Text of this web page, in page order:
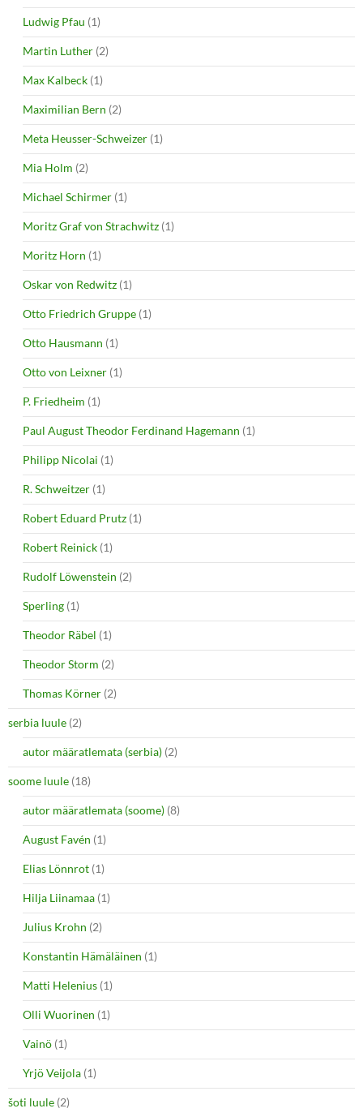
Ludwig Pfau (1)
Martin Luther (2)
Max Kalbeck (1)
Maximilian Bern (2)
Meta Heusser-Schweizer (1)
Mia Holm (2)
Michael Schirmer (1)
Moritz Graf von Strachwitz (1)
Moritz Horn (1)
Oskar von Redwitz (1)
Otto Friedrich Gruppe (1)
Otto Hausmann (1)
Otto von Leixner (1)
P. Friedheim (1)
Paul August Theodor Ferdinand Hagemann (1)
Philipp Nicolai (1)
R. Schweitzer (1)
Robert Eduard Prutz (1)
Robert Reinick (1)
Rudolf Löwenstein (2)
Sperling (1)
Theodor Räbel (1)
Theodor Storm (2)
Thomas Körner (2)
serbia luule (2)
autor määratlemata (serbia) (2)
soome luule (18)
autor määratlemata (soome) (8)
August Favén (1)
Elias Lönnrot (1)
Hilja Liinamaa (1)
Julius Krohn (2)
Konstantin Hämäläinen (1)
Matti Helenius (1)
Olli Wuorinen (1)
Vainö (1)
Yrjö Veijola (1)
šoti luule (2)